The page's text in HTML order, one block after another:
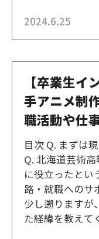
な英語を教科に
するI先生にお
2024.6.25
【卒業生イ
手アニメ制
職活動や仕
目次 Q. まずは
Q. 北海道芸術
に役立ったとい
路・就職へのサ
少し遡りますが
た経緯を教えて